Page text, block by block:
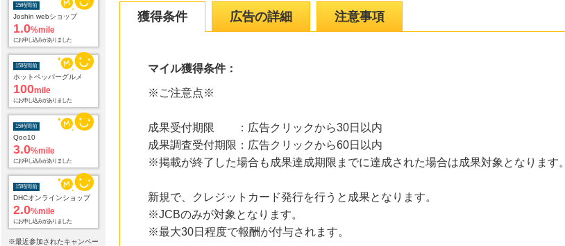
15時間前
ホットペッパーグルメ
100mile
にお申し込みがありました
15時間前
Qoo10
3.0%mile
にお申し込みがありました
15時間前
DHCオンラインショップ
2.0%mile
にお申し込みがありました
15時間前
電子貸本Renta!
14.0%mile
にお申し込みがありました
※最近参加されたキャンペー
獲得条件 広告の詳細 注意事項
マイル獲得条件：
※ご注意点※
成果受付期限 ：広告クリックから30日以内
成果調査受付期限：広告クリックから60日以内
※掲載が終了した場合も成果達成期限までに達成された場合は成果対象となります。
新規で、クレジットカード発行を行うと成果となります。
※JCBのみが対象となります。
※最大30日程度で報酬が付与されます。